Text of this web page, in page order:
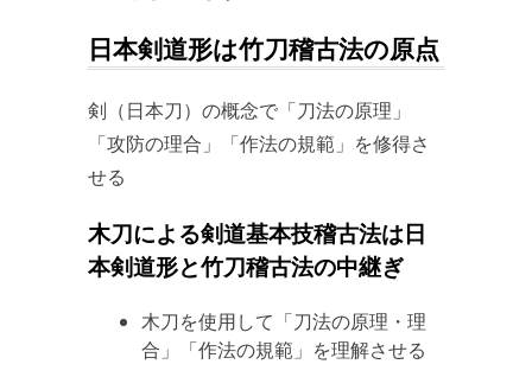
日本剣道形は竹刀稽古法の原点
剣（日本刀）の概念で「刀法の原理」
「攻防の理合」「作法の規範」を修得さ
せる
木刀による剣道基本技稽古法は日
本剣道形と竹刀稽古法の中継ぎ
木刀を使用して「刀法の原理・理
合」「作法の規範」を理解させる